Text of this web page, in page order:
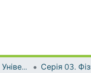
Наукові часописи Університету